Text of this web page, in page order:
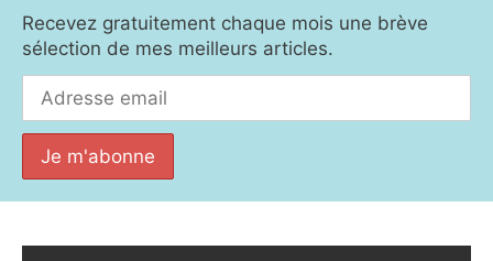
Recevez gratuitement chaque mois une brève
sélection de mes meilleurs articles.